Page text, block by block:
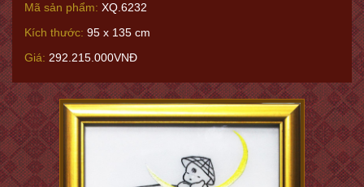
Mã sản phẩm: XQ.6232
Kích thước: 95 x 135 cm
Giá: 292.215.000VNĐ